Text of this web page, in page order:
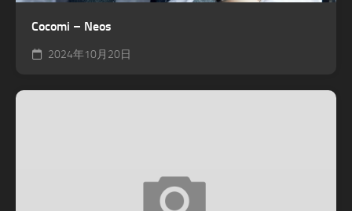
Cocomi – Neos
2024年10月20日